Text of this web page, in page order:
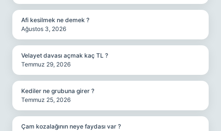
Afi kesilmek ne demek ?
Ağustos 3, 2026
Velayet davası açmak kaç TL ?
Temmuz 29, 2026
Kediler ne grubuna girer ?
Temmuz 25, 2026
Çam kozalağının neye faydası var ?